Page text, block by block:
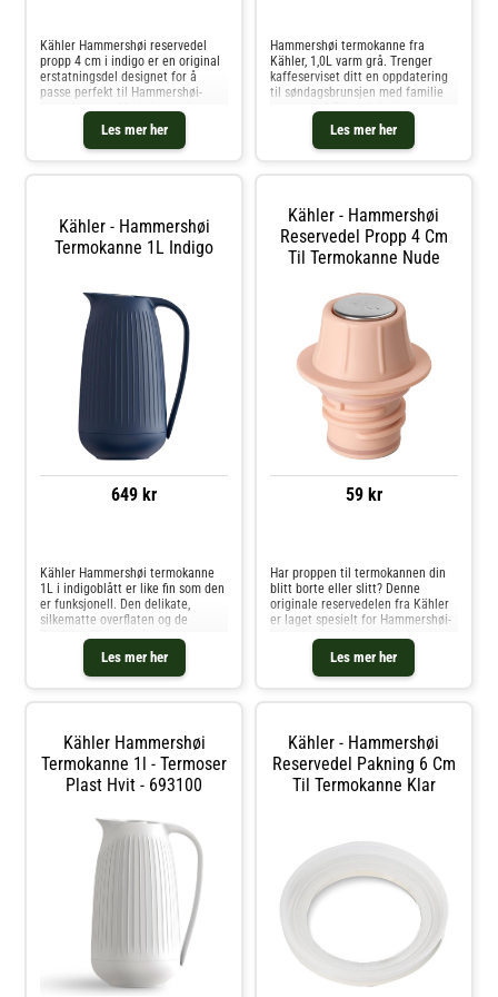
Les mer her
Kähler Hammershøi reservedel
propp 4 cm i indigo er en original
erstatningsdel designet for å
passe perfekt til Hammershøi-
termokannen. Med sin presise
passform og karakteristiske farge
bidrar proppen til å bevare både
funksjonalitet og det gjennomfø
Les mer her
Hammershøi termokanne fra
Kähler, 1,0L varm grå. Trenger
kaffeserviset ditt en oppdatering
til søndagsbrunsjen med familie
og venner? Eller vil du bare
oppgradere hverdagsserviset med
flott design? Den varme grå
Hammershøi Thermos-muggen
Kähler - Hammershøi
Termokanne 1L Indigo
649 kr
Les mer her
Kähler Hammershøi termokanne
1L i indigoblått er like fin som den
er funksjonell. Den delikate,
silkematte overflaten og de
elegant og moderne preg, mens
det myke, integrerte håndtaket
sørger for god komfort i bruk.Glas
Kähler - Hammershøi
Reservedel Propp 4 Cm
Til Termokanne Nude
59 kr
Les mer her
Har proppen til termokannen din
blitt borte eller slitt? Denne
originale reservedelen fra Kähler
er laget spesielt for Hammershøi-
Proppen har en glatt, matt
overflate og er utstyrt med
trykknapp i rustfritt stål for enkel
Kähler Hammershøi
Termokanne 1l - Termoser
Plast Hvit - 693100
Kähler - Hammershøi
Reservedel Pakning 6 Cm
Til Termokanne Klar